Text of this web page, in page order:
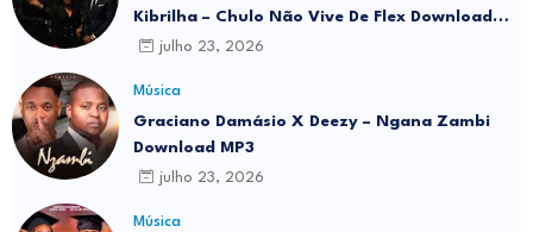
Kibrilha – Chulo Não Vive De Flex Download
MP3julho 23, 2026
Música
Graciano Damásio X Deezy – Ngana Zambi
Download MP3
julho 23, 2026
Música